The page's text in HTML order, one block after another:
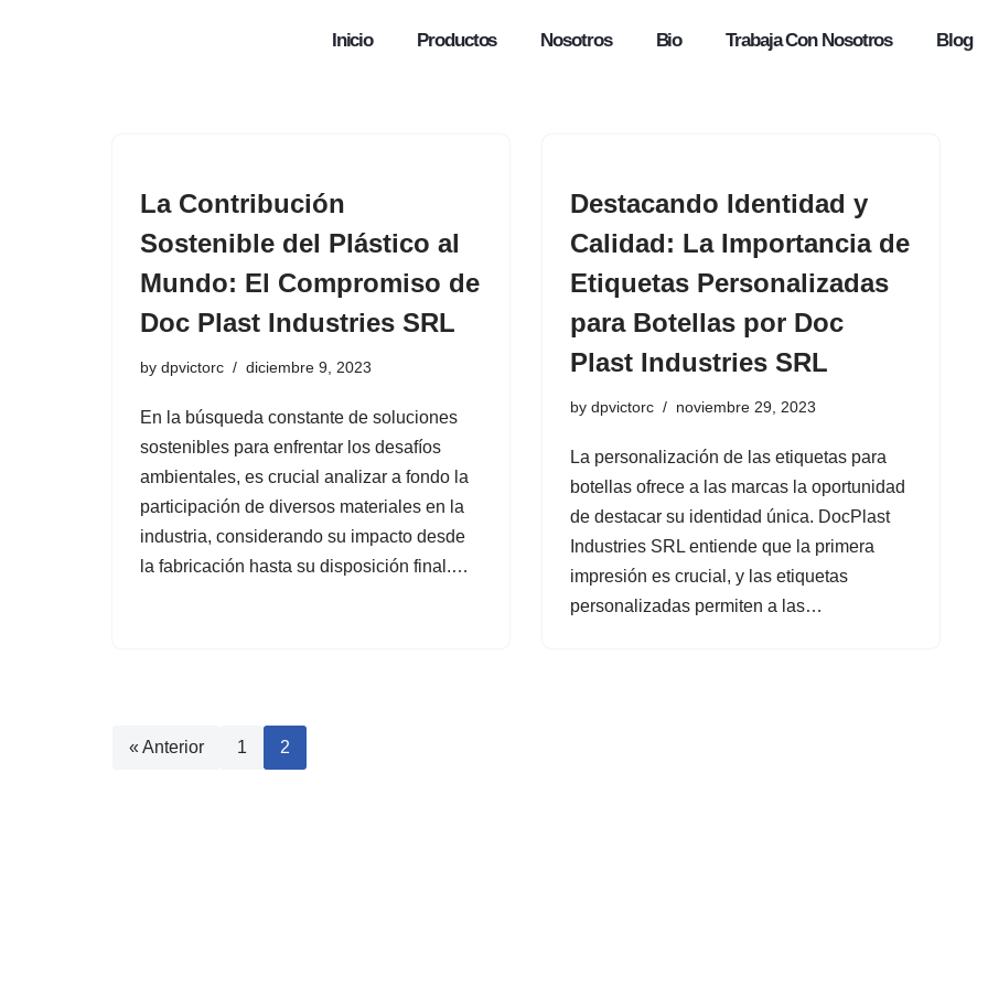
Inicio Productos Nosotros Bio Trabaja Con Nosotros Blog
La Contribución
Sostenible del Plástico al
Mundo: El Compromiso de
Doc Plast Industries SRL
by dpvictorc diciembre 9, 2023
En la búsqueda constante de soluciones
sostenibles para enfrentar los desafíos
ambientales, es crucial analizar a fondo la
participación de diversos materiales en la
industria, considerando su impacto desde
la fabricación hasta su disposición final.…
Destacando Identidad y
Calidad: La Importancia de
Etiquetas Personalizadas
para Botellas por Doc
Plast Industries SRL
by dpvictorc noviembre 29, 2023
La personalización de las etiquetas para
botellas ofrece a las marcas la oportunidad
de destacar su identidad única. DocPlast
Industries SRL entiende que la primera
impresión es crucial, y las etiquetas
personalizadas permiten a las…
« Anterior 1 2